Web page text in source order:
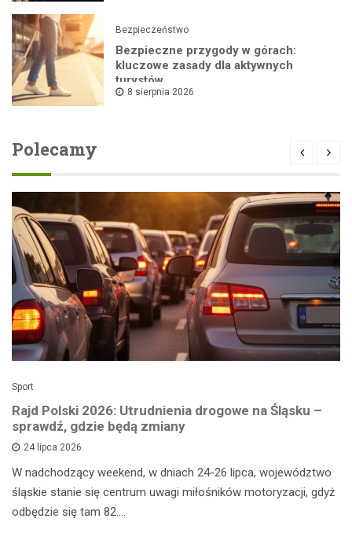
Bezpieczeństwo
Bezpieczne przygody w górach:
kluczowe zasady dla aktywnych
turystów
8 sierpnia 2026
Polecamy
Sport
Rajd Polski 2026: Utrudnienia drogowe na Śląsku –
sprawdź, gdzie będą zmiany
24 lipca 2026
W nadchodzący weekend, w dniach 24-26 lipca, województwo
śląskie stanie się centrum uwagi miłośników motoryzacji, gdyż
odbędzie się tam 82.…